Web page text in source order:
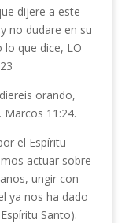
dijere a este
no dudare en su
lo que dice, LO
orando,
Marcos 11:24.
el Espíritu
actuar sobre
ungir con
ya nos ha dado
Santo).